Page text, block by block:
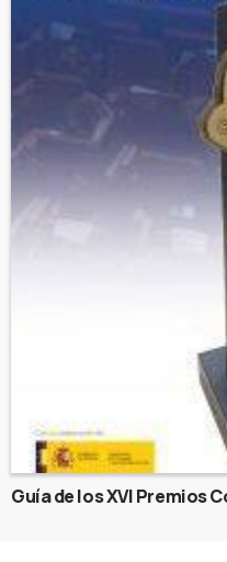
Guía de los XVI Premios